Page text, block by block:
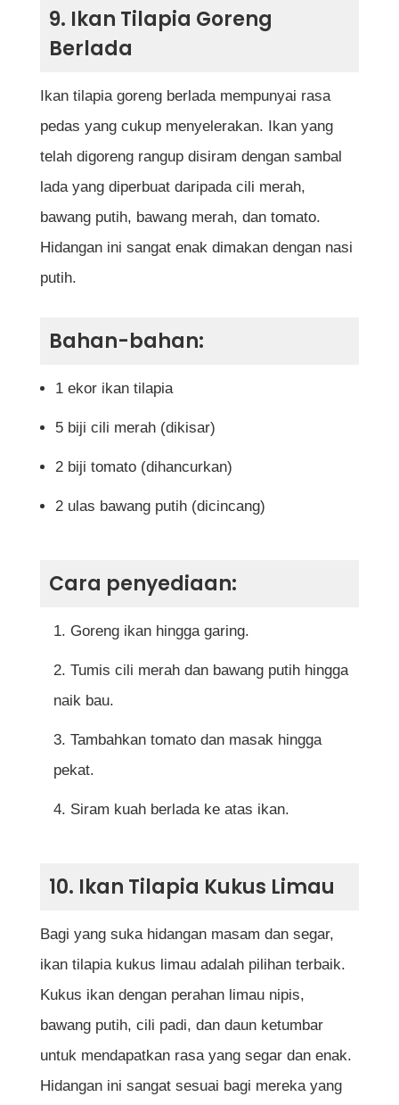
9. Ikan Tilapia Goreng
Berlada
Ikan tilapia goreng berlada mempunyai rasa
pedas yang cukup menyelerakan. Ikan yang
telah digoreng rangup disiram dengan sambal
lada yang diperbuat daripada cili merah,
bawang putih, bawang merah, dan tomato.
Hidangan ini sangat enak dimakan dengan nasi
putih.
Bahan-bahan:
1 ekor ikan tilapia
5 biji cili merah (dikisar)
2 biji tomato (dihancurkan)
2 ulas bawang putih (dicincang)
Cara penyediaan:
Goreng ikan hingga garing.
Tumis cili merah dan bawang putih hingga
naik bau.
Tambahkan tomato dan masak hingga
pekat.
Siram kuah berlada ke atas ikan.
10. Ikan Tilapia Kukus Limau
Bagi yang suka hidangan masam dan segar,
ikan tilapia kukus limau adalah pilihan terbaik.
Kukus ikan dengan perahan limau nipis,
bawang putih, cili padi, dan daun ketumbar
untuk mendapatkan rasa yang segar dan enak.
Hidangan ini sangat sesuai bagi mereka yang